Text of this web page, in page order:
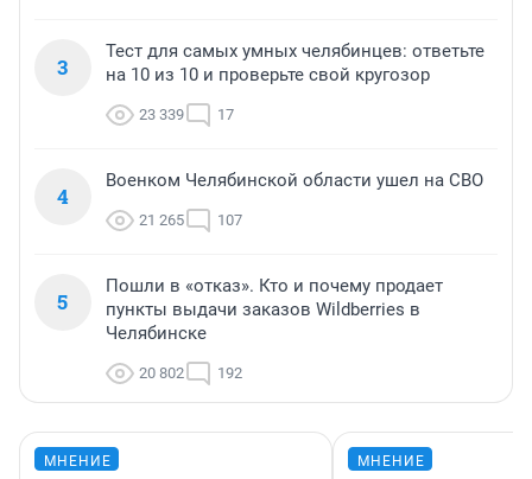
3
Тест для самых умных челябинцев: ответьте
на 10 из 10 и проверьте свой кругозор
23 339 17
4
Военком Челябинской области ушел на СВО
21 265 107
5
Пошли в «отказ». Кто и почему продает
пункты выдачи заказов Wildberries в
Челябинске
20 802 192
МНЕНИЕ МНЕНИЕ